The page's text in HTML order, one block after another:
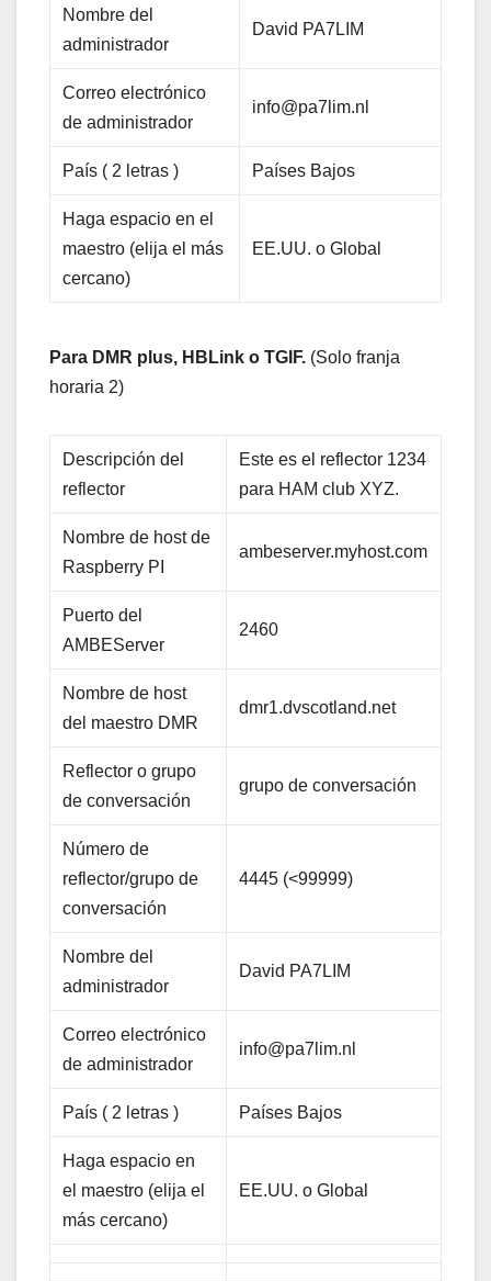
Nombre del
administrador
David PA7LIM
Correo electrónico
de administrador
info@pa7lim.nl
País ( 2 letras ) Países Bajos
Haga espacio en el
maestro (elija el más
cercano)
EE.UU. o Global
Para DMR plus, HBLink o TGIF. (Solo franja
horaria 2)
Descripción del
reflector
Este es el reflector 1234
para HAM club XYZ.
Nombre de host de
Raspberry PI
ambeserver.myhost.com
Puerto del
AMBEServer
2460
Nombre de host
del maestro DMR
dmr1.dvscotland.net
Reflector o grupo
de conversación
grupo de conversación
Número de
reflector/grupo de
conversación
4445 (<99999)
Nombre del
administrador
David PA7LIM
Correo electrónico
de administrador
info@pa7lim.nl
País ( 2 letras ) Países Bajos
Haga espacio en
el maestro (elija el
más cercano)
EE.UU. o Global